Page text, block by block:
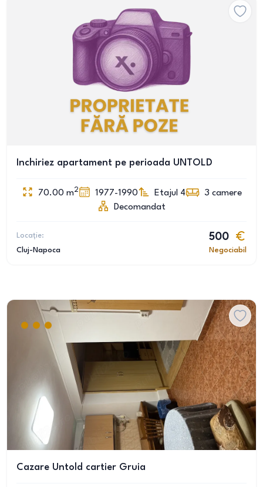
Inchiriez apartament pe perioada UNTOLD
70.00 m2 1977-1990 Etajul 4 3 camere
Decomandat
Locație:
Cluj-Napoca
500
Negociabil
Cazare Untold cartier Gruia